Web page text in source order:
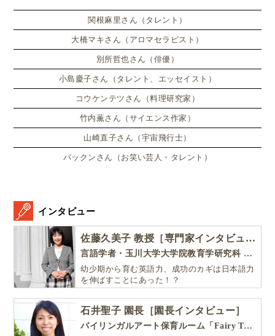
い、英語劇に挑戦したり、
関根麻里さん（タレント）
大橋マキさん（アロマセラピスト）
別所哲也さん（俳優）
小島慶子さん（タレント、エッセイスト）
コウケンテツさん（料理研究家）
竹内薫さん（サイエンス作家）
山崎直子さん（宇宙飛行士）
パックンさん（お笑い芸人・タレント）
インタビュー
佐藤久美子 教授［専門家インタビュー］
言語学者・玉川大学大学院教育学研究科 教授・NHK「えいごであそぼ」総合指導
幼少期から育む英語力、成功のカギは日本語力
を伸ばすことにあった！？
石井聖子 園長［園長インタビュー］
バイリンガルアート保育ルーム「Fairy Tale（フェアリーテイル）」